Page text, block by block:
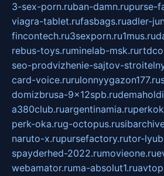
3-sex-porn.ruban-damn.rupurse-
viagra-tablet.rufasbags.ruadler-
fincontech.ru3sexporn.ru1mus.ru
rebus-toys.ruminelab-msk.ru
seo-prodvizhenie-sajtov-
card-voice.rurulonnyygazon177.ru
domizbrusa-9x12spb.ru
a380club.ruargentinamia.ru
perk-oka.rug-octopus.ru
naruto-x.rupursefactory.rutor-
spayderhed-2022.rumovieone.ru
webamator.ruma-absolut1.ru